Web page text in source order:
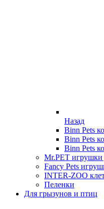
Назад
Binn Pets
Binn Pets
Binn Pets
Mr.PET игрушки
Fancy Pets
INTER-ZOO
Пеленки
Для грызунов и птиц